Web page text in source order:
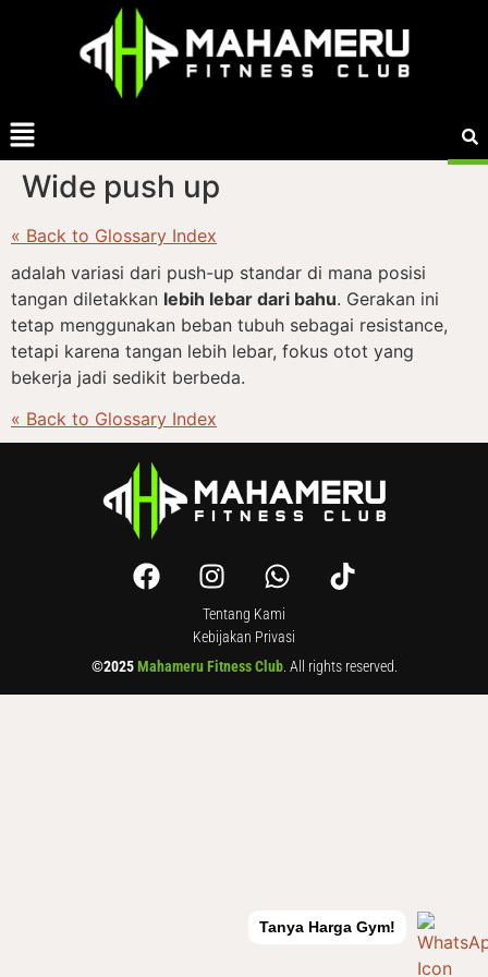
Tanya Harga Gym!
Wide push up
« Back to Glossary Index
adalah variasi dari push-up standar di mana posisi
tangan diletakkan lebih lebar dari bahu. Gerakan ini
tetap menggunakan beban tubuh sebagai resistance,
tetapi karena tangan lebih lebar, fokus otot yang
bekerja jadi sedikit berbeda.
« Back to Glossary Index
Tentang Kami
Kebijakan Privasi
©2025 Mahameru Fitness Club. All rights reserved.